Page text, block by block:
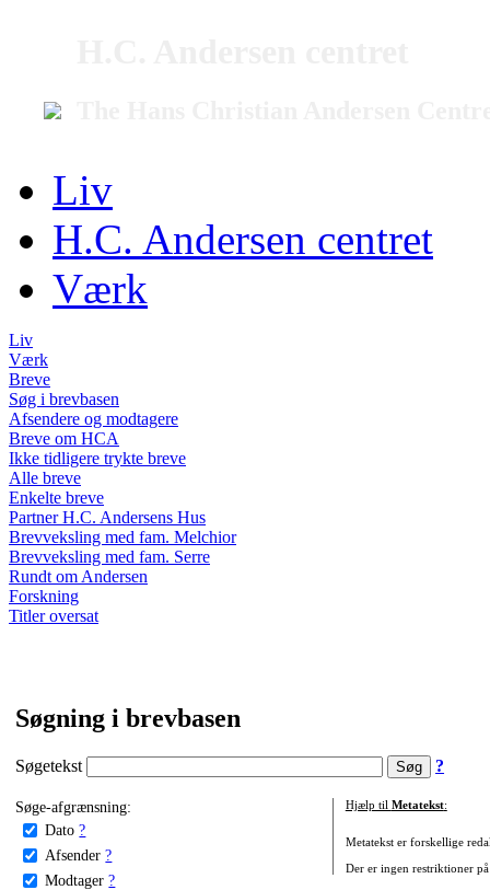
Liv
H.C. Andersen centret
Værk
Liv
Værk
Breve
Søg i brevbasen
Afsendere og modtagere
Breve om HCA
Ikke tidligere trykte breve
Alle breve
Enkelte breve
Partner H.C. Andersens Hus
Brevveksling med fam. Melchior
Brevveksling med fam. Serre
Rundt om Andersen
Forskning
Titler oversat
Søgning i brevbasen
Søgetekst ?
Søge-afgrænsning:
Dato ?
Afsender ?
Modtager ?
Hjælp til Metatekst:
Metatekst er forskellige
Der er ingen restriktioner